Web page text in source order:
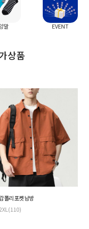
말 EVENT
상품
폴리 포켓 남방